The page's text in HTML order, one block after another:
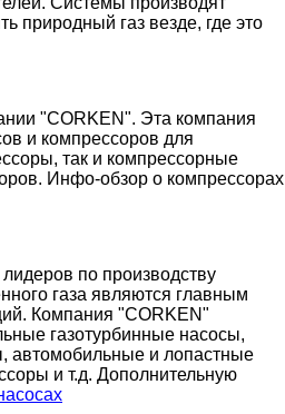
природный газ везде, где это
"CORKEN". Эта компания
и компрессоров для
так и компрессорные
Инфо-обзор о компрессорах
по производству
газа являются главным
Компания "CORKEN"
газотурбинные насосы,
автомобильные и лопaстные
и т.д. Дополнительную